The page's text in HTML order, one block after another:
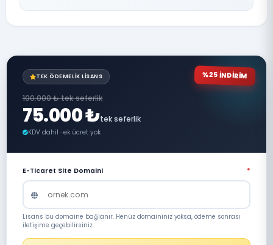
%25 İNDİRİM
TEK ÖDEMELIK LISANS
100.000 ₺ tek seferlik
75.000 ₺tek seferlik
KDV dahil · ek ücret yok
E-Ticaret Site Domaini *
Lisans bu domaine bağlanır. Henüz domaininiz yoksa, ödeme sonrası
iletişime geçebilirsiniz.